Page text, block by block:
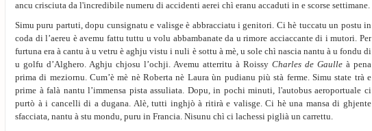
ancu crisciuta da l'incredibile numeru di accidenti aerei chì eranu accaduti in e scorse settimane.
Simu puru partuti, dopu cunsignatu e valisge è abbracciatu i genitori. Ci hè tuccatu un postu in
coda di l’aereu è avemu fattu tuttu u volu abbambanate da u rimore acciaccante di i mutori. Per
furtuna era à cantu à u vetru è aghju vistu i nuli è sottu à mè, u sole chì nascia nantu à u fondu di
u golfu d’Alghero. Aghju chjosu l’ochji. Avemu atterritu à Roissy Charles de Gaulle à pena
prima di meziornu. Cum’è mè nè Roberta nè Laura ùn pudianu più stà ferme. Simu state trà e
prime à falà nantu l’immensa pista assuliata. Dopu, in pochi minuti, l'autobus aero­portuale ci
purtò à i cancelli di a dugana. Alè, tutti inghjò à ritirà e valisge. Ci hè una mansa di ghjente
sfacciata, nantu à stu mondu, puru in Francia. Nisunu chì ci lachessi piglià un carrettu.